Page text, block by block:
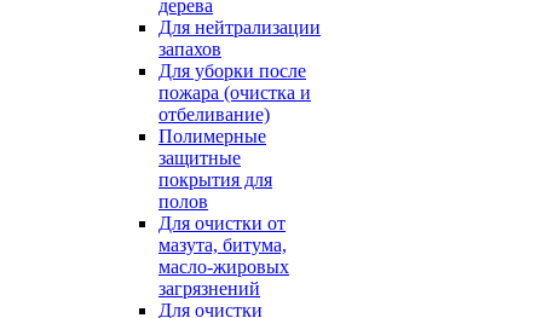
дерева
Для нейтрализации
запахов
Для уборки после
пожара (очистка и
отбеливание)
Полимерные
защитные
покрытия для
полов
Для очистки от
мазута, битума,
масло-жировых
загрязнений
Для очистки